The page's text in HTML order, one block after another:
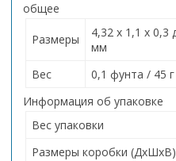
общее
Размеры
4,32 x 1,1 x 0,3
мм
Вес
0,1 фунта / 45 г
Информация об упаковке
Вес упаковки
Размеры коробки (ДxШxВ)